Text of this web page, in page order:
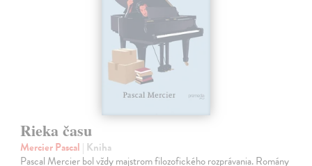
Rieka času
Mercier Pascal | Kniha
Pascal Mercier bol vždy majstrom filozofického rozprávania. Romány